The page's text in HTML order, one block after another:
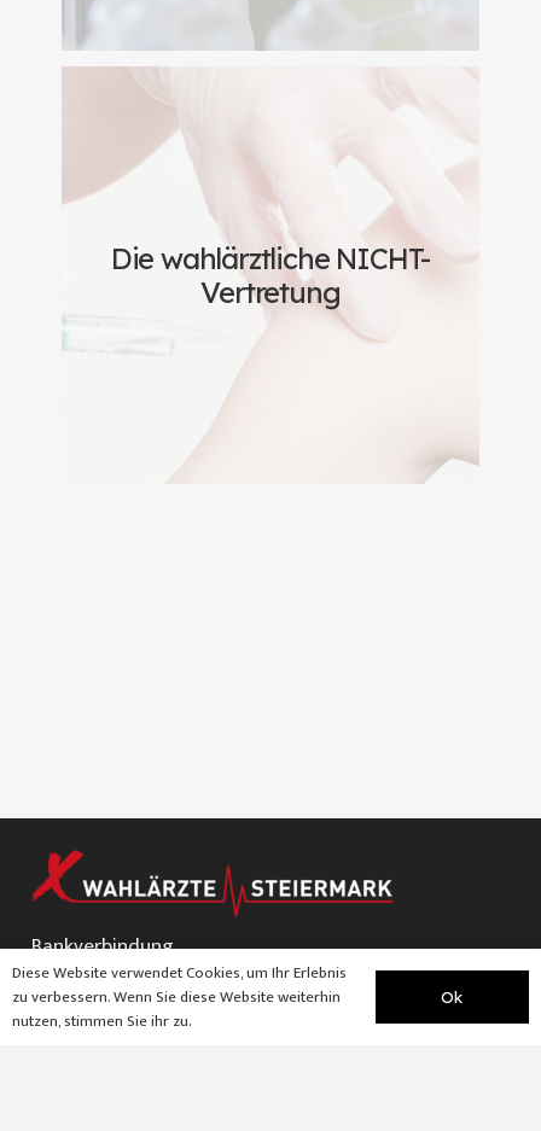
Die wahlärztliche NICHT-
Vertretung
Bankverbindung
AT17 3800 0000 0570 6163
Diese Website verwendet Cookies, um Ihr Erlebnis
zu verbessern. Wenn Sie diese Website weiterhin
nutzen, stimmen Sie ihr zu.
Ok